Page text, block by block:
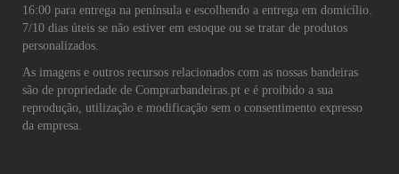
16:00 para entrega na península e escolhendo a entrega em domicílio.
7/10 dias úteis se não estiver em estoque ou se tratar de produtos
personalizados.
As imagens e outros recursos relacionados com as nossas bandeiras
são de propriedade de Comprarbandeiras.pt e é proibido a sua
reprodução, utilização e modificação sem o consentimento expresso
da empresa.